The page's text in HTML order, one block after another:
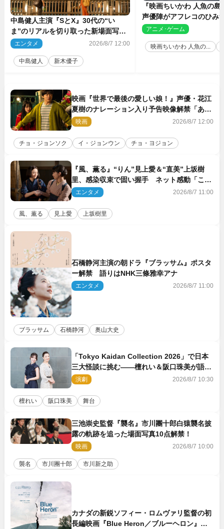
中島健人主演『SとX』30代の“い
ま”のリアルを切り取った新場面写真
5点解禁
エンタメ 2026/8/7 12:00
中島健人 新木優子
『映画ちいかわ 人魚の
声優陣がアフレコのひみ
を解説！ 新カットも到
アニメ･ゲーム
映画ちいかわ 人魚の...
映画『世界で最後の愛しい娘！』声優・花江
夏樹のナレーション入り予告映像解禁「あふ
れ出る温かさに涙が止まらない！」
映画 2026/8/7 12:00
チョ・ジョンソク イ・ジョンウン チョ・ヨジョン
『風、薫る』“りん”見上愛＆“直美”上坂樹
里、感染収束で固い握手 ネット感動「この
バディは最強」「アツい」
エンタメ 2026/8/7 11:00
風、薫る 見上愛 上坂樹里
石橋静河主演の朝ドラ『ブラッサム』ポスタ
ー解禁 語りはNHK三條雅幸アナ
エンタメ 2026/8/7 11:00
ブラッサム 石橋静河 奥山大史
「Tokyo Kaidan Collection 2026」で日本
三大怪談に挑む――檀れい＆阪口珠美が語る
「牡丹灯籠」の新たな魅力
演劇 2026/8/7 10:30
檀れい 阪口珠美 舞台
三池崇史監督『襲名』市川團十郎白猿襲名披
露の軌跡を追った場面写真10点解禁！
映画 2026/8/7 10:00
襲名 市川團十郎 市川新之助
カナダの新鋭ソフィー・ロムヴァリ監督の初
長編映画『Blue Heron／ブルーヘロン』